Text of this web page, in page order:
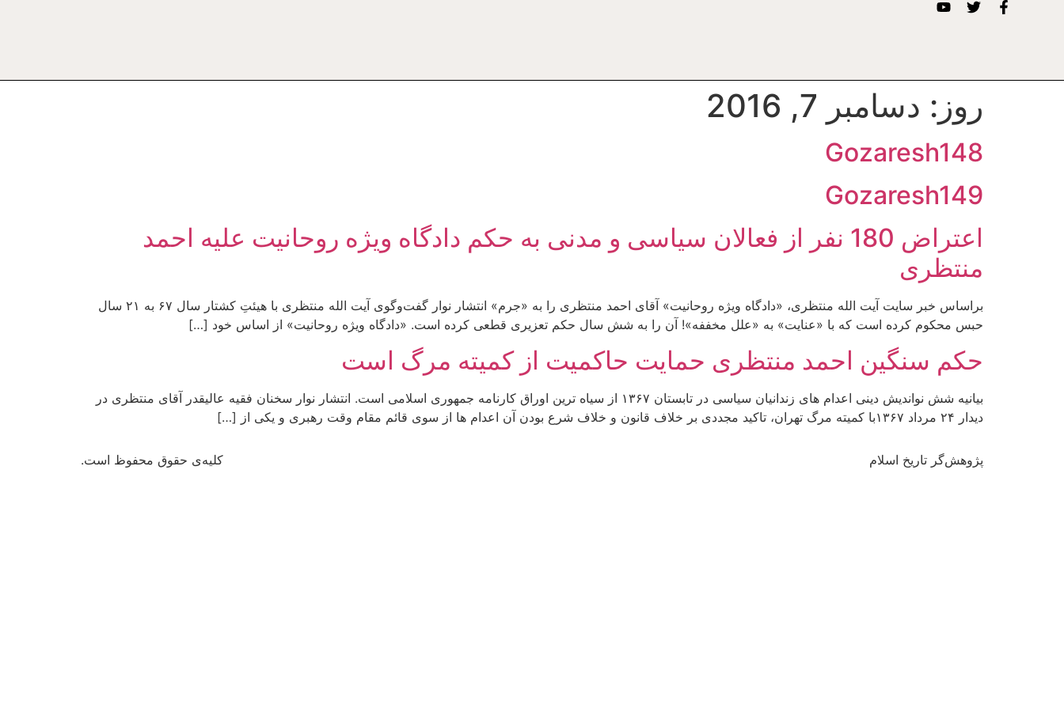
روز: دسامبر 7, 2016
Gozaresh148
Gozaresh149
اعتراض 180 نفر از فعالان سیاسی و مدنی به حکم دادگاه ویژه روحانیت علیه احمد
منتظری
براساس خبر سایت آیت الله منتظری، «دادگاه ویژه روحانیت» آقای احمد منتظری را به «جرم» انتشار نوار گفت‌وگوی آیت الله منتظری با هیئتِ کشتار سال ۶۷ به ۲۱ سال
حبس محکوم کرده است که با «عنایت» به «علل مخففه»! آن را به شش سال حکم تعزیری قطعی کرده است. «دادگاه ویژه روحانیت» از اساس خود […]
حکم سنگین احمد منتظری حمایت حاکمیت از کمیته مرگ است
بیانیه شش نواندیش دینی اعدام های زندانیان سیاسی در تابستان ۱۳۶۷ از سیاه ترین اوراق کارنامه جمهوری اسلامی است. انتشار نوار سخنان فقیه عالیقدر آقای منتظری در
دیدار ۲۴ مرداد ۱۳۶۷با کمیته مرگ تهران، تاکید مجددی بر خلاف قانون و خلاف شرع بودن آن اعدام ها از سوی قائم مقام وقت رهبری و یکی از […]
پژوهش‌گر تاریخ اسلام کلیه‌ی حقوق محفوظ است.